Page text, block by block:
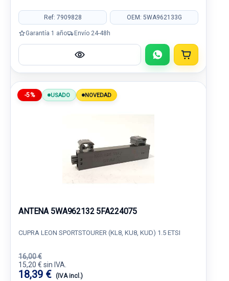
Ref: 7909828 OEM: 5WA962133G
Garantía 1 año Envío 24-48h
-5% USADO NOVEDAD
ANTENA 5WA962132 5FA224075
CUPRA LEON SPORTSTOURER (KL8, KU8, KUD) 1.5 ETSI
16,00 €
15,20 € sin IVA.
18,39 € (IVA incl.)